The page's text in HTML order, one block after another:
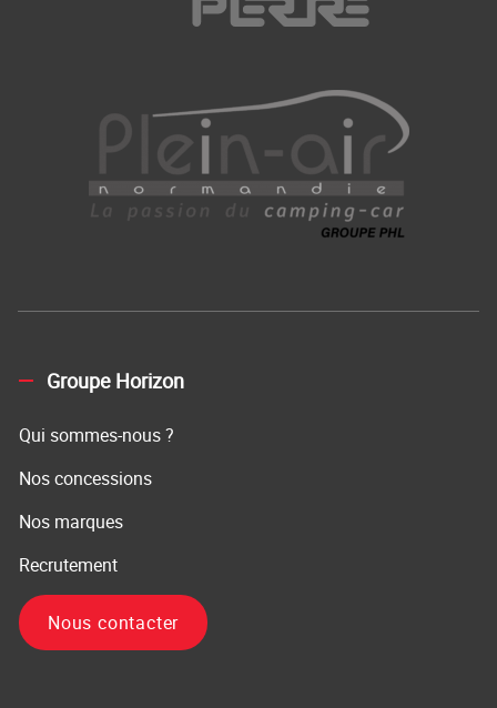
Groupe Horizon
Qui sommes-nous ?
Nos concessions
Nos marques
Recrutement
Nous contacter